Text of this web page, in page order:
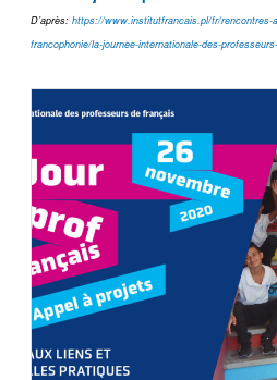
D’après: https://www.institutfrancais.pl/fr/rencontres-
francophonie/la-journee-internationale-des-